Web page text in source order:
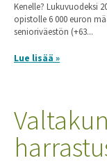
Kenelle? Lukuvuodeksi
opistolle 6 000 euron
senioriväestön (+63...
Lue lisää »